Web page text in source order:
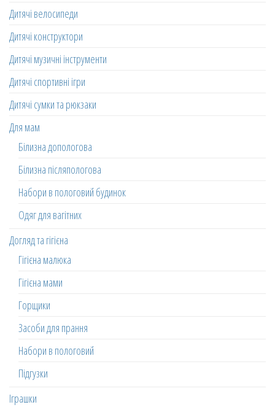
Дитячі велосипеди
Дитячі конструктори
Дитячі музичні інструменти
Дитячі спортивні ігри
Дитячі сумки та рюкзаки
Для мам
Білизна допологова
Білизна післяпологова
Набори в пологовий будинок
Одяг для вагітних
Догляд та гігієна
Гігієна малюка
Гігієна мами
Горщики
Засоби для прання
Набори в пологовий
Підгузки
Іграшки